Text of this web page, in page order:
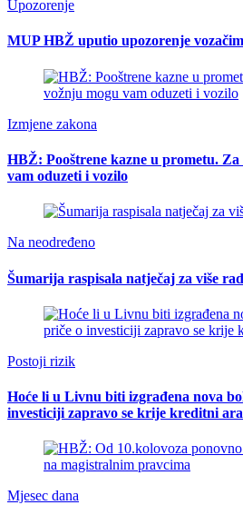
Upozorenje
MUP HBŽ uputio upozorenje
Izmjene zakona
HBŽ: Pooštrene kazne u prometu.
vam oduzeti i vozilo
Na neodređeno
Šumarija raspisala natječaj za više
Postoji rizik
Hoće li u Livnu biti izgrađena nova
investiciji zapravo se krije kreditni
Mjesec dana